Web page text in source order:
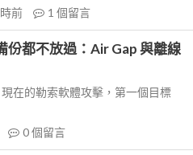
前 1 個留言
份都不放過：Air Gap 與離線
在的勒索軟體攻擊，第一個目標
0個留言